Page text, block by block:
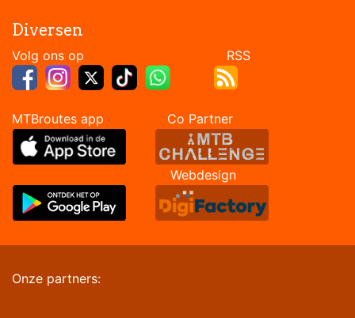
Diversen
Volg ons op RSS
MTBroutes app Co Partner
Webdesign
Onze partners: